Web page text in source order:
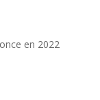
en 2022